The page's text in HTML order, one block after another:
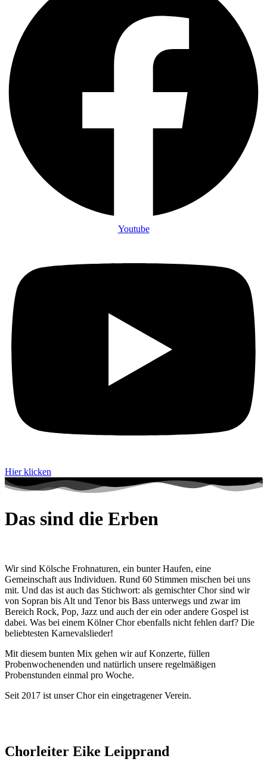
Youtube
Hier klicken
Das sind die Erben
Wir sind Kölsche Frohnaturen, ein bunter Haufen, eine
Gemeinschaft aus Individuen. Rund 60 Stimmen mischen bei uns
mit. Und das ist auch das Stichwort: als gemischter Chor sind wir
von Sopran bis Alt und Tenor bis Bass unterwegs und zwar im
Bereich Rock, Pop, Jazz und auch der ein oder andere Gospel ist
dabei. Was bei einem Kölner Chor ebenfalls nicht fehlen darf? Die
beliebtesten Karnevalslieder!
Mit diesem bunten Mix gehen wir auf Konzerte, füllen
Probenwochenenden und natürlich unsere regelmäßigen
Probenstunden einmal pro Woche.
Seit 2017 ist unser Chor ein eingetragener Verein.
Chorleiter Eike Leipprand